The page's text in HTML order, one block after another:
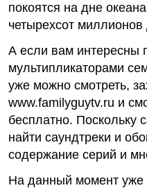
покоятся на дне
четырехсот
А если вам интересны
мультипликаторами
уже можно смотреть,
www.familyguytv.ru и
бесплатно. Поскольку
найти саундтреки и
содержание серий и
На данный момент уже